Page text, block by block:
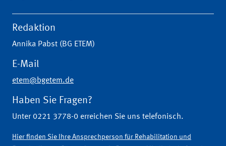
Redaktion
Annika Pabst (BG ETEM)
E-Mail
etem@bgetem.de
Haben Sie Fragen?
Unter 0221 3778-0 erreichen Sie uns telefonisch.
Hier finden Sie Ihre Ansprechperson für Rehabilitation und